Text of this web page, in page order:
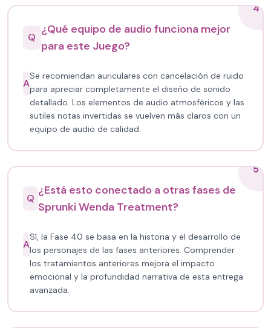
4
Q
¿Qué equipo de audio funciona mejor
para este Juego?
A
Se recomiendan auriculares con cancelación de ruido
para apreciar completamente el diseño de sonido
detallado. Los elementos de audio atmosféricos y las
sutiles notas invertidas se vuelven más claros con un
equipo de audio de calidad.
5
Q
¿Está esto conectado a otras fases de
Sprunki Wenda Treatment?
A
Sí, la Fase 40 se basa en la historia y el desarrollo de
los personajes de las fases anteriores. Comprender
los tratamientos anteriores mejora el impacto
emocional y la profundidad narrativa de esta entrega
avanzada.